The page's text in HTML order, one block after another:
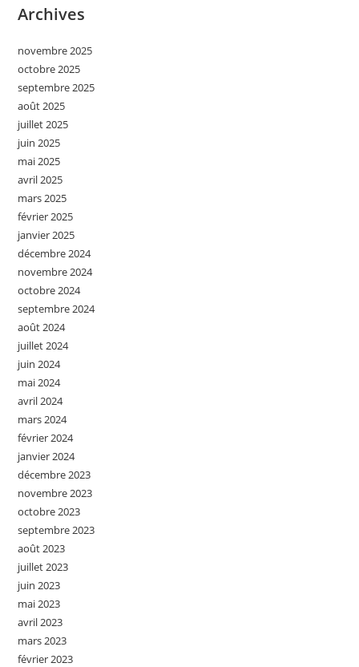
Archives
novembre 2025
octobre 2025
septembre 2025
août 2025
juillet 2025
juin 2025
mai 2025
avril 2025
mars 2025
février 2025
janvier 2025
décembre 2024
novembre 2024
octobre 2024
septembre 2024
août 2024
juillet 2024
juin 2024
mai 2024
avril 2024
mars 2024
février 2024
janvier 2024
décembre 2023
novembre 2023
octobre 2023
septembre 2023
août 2023
juillet 2023
juin 2023
mai 2023
avril 2023
mars 2023
février 2023